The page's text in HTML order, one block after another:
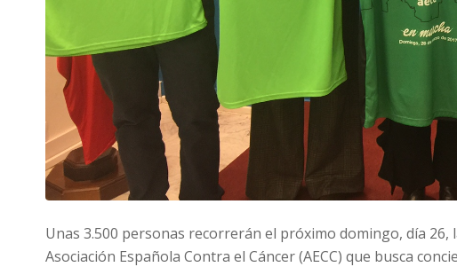
Unas 3.500 personas recorrerán el próximo domingo, día 26,
Asociación Española Contra el Cáncer (AECC) que busca